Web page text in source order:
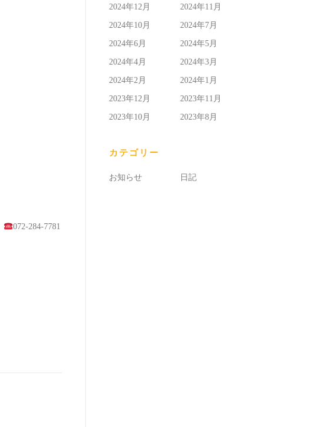
072-284-7781
2024年12月 2024年11月
2024年10月 2024年7月
2024年6月 2024年5月
2024年4月 2024年3月
2024年2月 2024年1月
2023年12月 2023年11月
2023年10月 2023年8月
カテゴリー
お知らせ 日記